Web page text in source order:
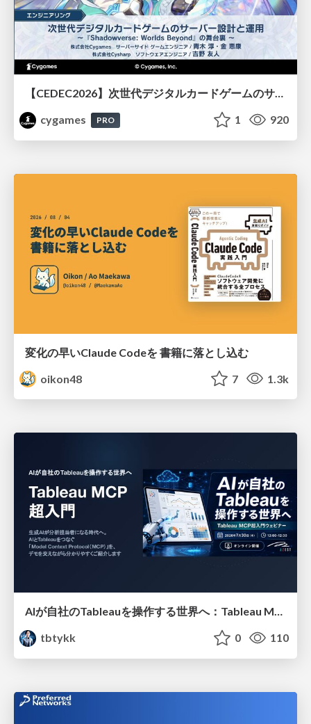
【CEDEC2026】次世代デジタルカードゲームのサーバー設計と運用 〜『Shadowverse: Worlds Beyond』の舞台裏～
cygames
PRO 1 920
変化の早いClaude Codeを 書籍に落とし込む
oikon48
7 1.3k
AIが自社のTableauを操作する世界へ：Tableau MCP超入門
tbtykk
0 110